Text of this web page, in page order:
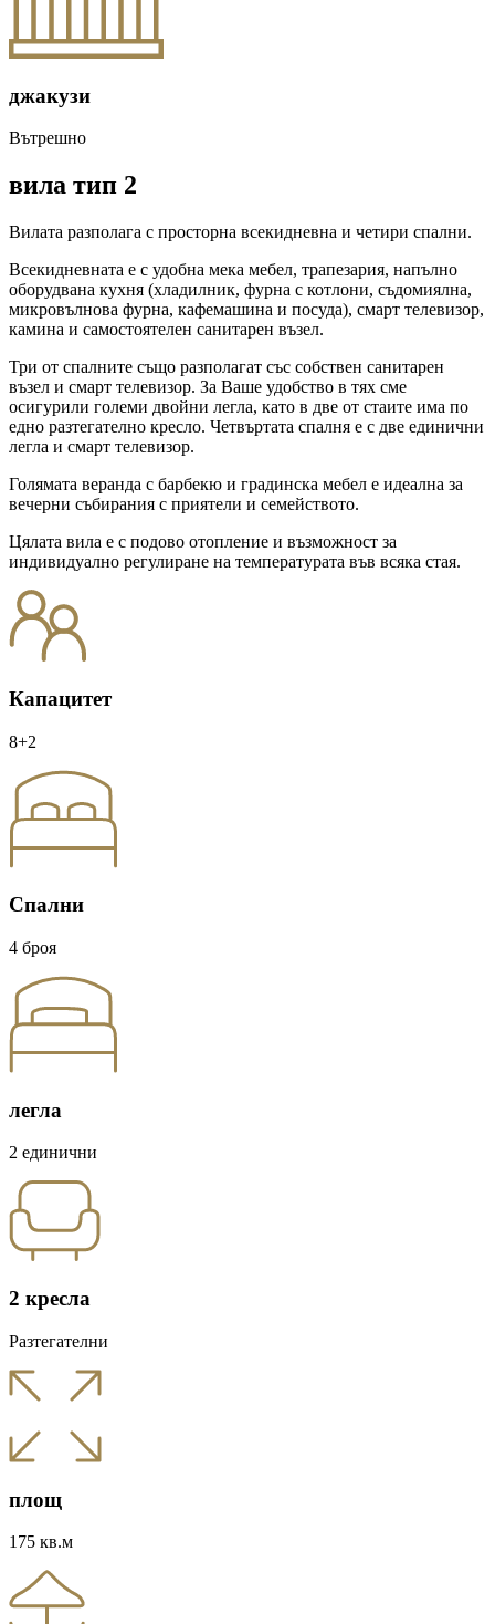
джакузи
Вътрешно
вила тип 2
Вилата разполага с просторна всекидневна и четири спални.
Всекидневната е с удобна мека мебел, трапезария, напълно
оборудвана кухня (хладилник, фурна с котлони, съдомиялна,
микровълнова фурна, кафемашина и посуда), смарт телевизор,
камина и самостоятелен санитарен възел.
Три от спалните също разполагат със собствен санитарен
възел и смарт телевизор. За Ваше удобство в тях сме
осигурили големи двойни легла, като в две от стаите има по
едно разтегателно кресло. Четвъртата спалня е с две единични
легла и смарт телевизор.
Голямата веранда с барбекю и градинска мебел е идеална за
вечерни събирания с приятели и семейството.
Цялата вила е с подово отопление и възможност за
индивидуално регулиране на температурата във всяка стая.
Капацитет
8+2
Спални
4 броя
легла
2 единични
2 кресла
Разтегателни
площ
175 кв.м